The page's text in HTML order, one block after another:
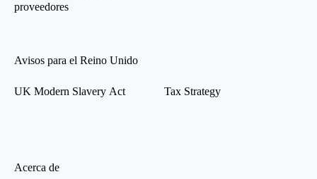
proveedores
Avisos para el Reino Unido
UK Modern Slavery Act Tax Strategy
Acerca de